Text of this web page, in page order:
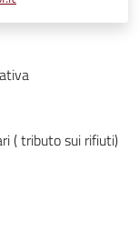
( tributo sui rifiuti)